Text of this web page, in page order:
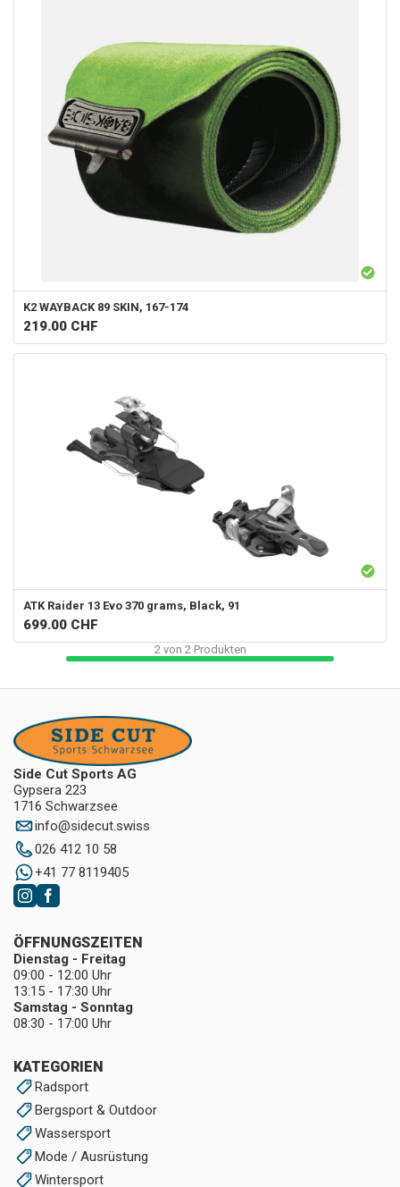
K2 WAYBACK 89 SKIN, 167-174
219.00 CHF
ATK Raider 13 Evo 370 grams, Black, 91
699.00 CHF
2von 2Produkten
Side Cut Sports AG
Gypsera 223
1716 Schwarzsee
info@sidecut.swiss
026 412 10 58
+41 77 8119405
KATEGORIEN
Radsport
Bergsport & Outdoor
Wassersport
Mode / Ausrüstung
Wintersport
ÖFFNUNGSZEITEN
Dienstag - Freitag
09:00 - 12:00 Uhr
13:15 - 17:30 Uhr
Samstag - Sonntag
08:30 - 17:00 Uhr